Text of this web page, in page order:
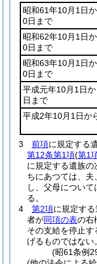
昭和61年10月1日
0日まで
昭和62年10月1日
0日まで
昭和63年10月1日
0日まで
平成元年10月1日
日まで
平成2年10月1日か
3 前項に規定する
第12条第1項(第1
に規定する遺族の
ちにあつては、夫
し、父母につい
る。
4
第2項に規定す
者が同項の表の右
その支給を停止す
げるものではない。
(昭61条例